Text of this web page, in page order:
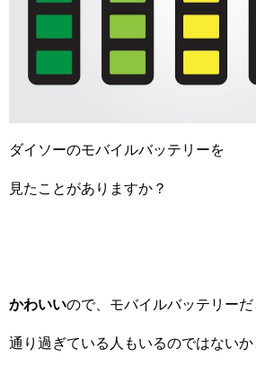
ダイソーのモバイルバッテリーを
見たことがありますか？
かわいいので、モバイルバッテリー
通り過ぎている人もいるのではないか